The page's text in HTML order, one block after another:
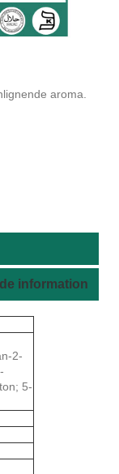
aroma.
information
2-
5-